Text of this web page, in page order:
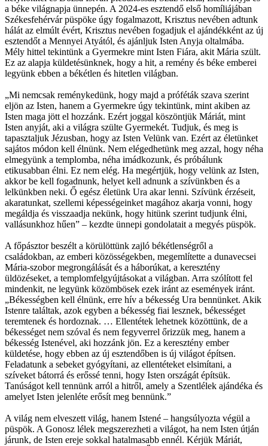
a béke világnapja ünnepén. A 2024-es esztendő első homíliájában
Székesfehérvár püspöke úgy fogalmazott, Krisztus nevében adtunk
hálát az elmúlt évért, Krisztus nevében fogadjuk el ajándékként az új
esztendőt a Mennyei Atyától, és ajánljuk Isten Anyja oltalmába.
Mély hittel tekintünk a Gyermekre mint Isten Fiára, akit Mária szült.
Ez az alapja küldetésünknek, hogy a hit, a remény és béke emberei
legyünk ebben a békétlen és hitetlen világban.
„Mi nemcsak reménykedünk, hogy majd a próféták szava szerint
eljön az Isten, hanem a Gyermekre úgy tekintünk, mint akiben az
Isten maga jött el hozzánk. Ezért joggal köszöntjük Máriát, mint
Isten anyját, aki a világra szülte Gyermekét. Tudjuk, és meg is
tapasztaljuk Jézusban, hogy az Isten Velünk van. Ezért az életünket
sajátos módon kell élnünk. Nem elégedhetünk meg azzal, hogy néha
elmegyünk a templomba, néha imádkozunk, és próbálunk
etikusabban élni. Ez nem elég. Ha megértjük, hogy velünk az Isten,
akkor be kell fogadnunk, helyet kell adnunk a szívünkben és a
lelkünkben neki. Ő egész életünk Ura akar lenni. Szívünk érzéseit,
akaratunkat, szellemi képességeinket magához akarja vonni, hogy
megáldja és visszaadja nekünk, hogy hitünk szerint tudjunk élni,
vallásunkhoz hűen” – kezdte ünnepi gondolatait a megyés püspök.
A főpásztor beszélt a körülöttünk zajló békétlenségről a
családokban, az emberi közösségekben, megemlítette a dunavecsei
Mária-szobor megrongálását és a háborúkat, a keresztény
üldözéseket, a templomfelgyújtásokat a világban. Arra szólított fel
mindenkit, ne legyünk közömbösek ezek iránt az események iránt.
„Békességben kell élnünk, erre hív a békesség Ura bennünket. Akik
Istenre találtak, azok egyben a békesség fiai lesznek, békességet
teremtenek és hordoznak. … Ellentétek lehetnek közöttünk, de a
békességet nem szóval és nem fegyverrel őrizzük meg, hanem a
békesség Istenével, aki hozzánk jön. Ez a keresztény ember
küldetése, hogy ebben az új esztendőben is új világot építsen.
Feladatunk a sebeket gyógyítani, az ellentéteket elsimítani, a
szíveket bátorrá és erőssé tenni, hogy Isten országát építsük.
Tanúságot kell tennünk arról a hitről, amely a Szentlélek ajándéka és
amelyet Isten jelenléte erősít meg bennünk.”
A világ nem elveszett világ, hanem Istené – hangsúlyozta végül a
püspök. A Gonosz lélek megszerezheti a világot, ha nem Isten útján
járunk, de Isten ereje sokkal hatalmasabb ennél. Kérjük Máriát,